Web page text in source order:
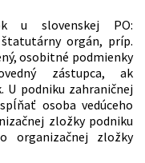
u slovenskej PO:
orgán, príp.
osobitné podmienky
zástupca, ak
U podniku zahraničnej
osoba vedúceho
zložky podniku
organizačnej zložky